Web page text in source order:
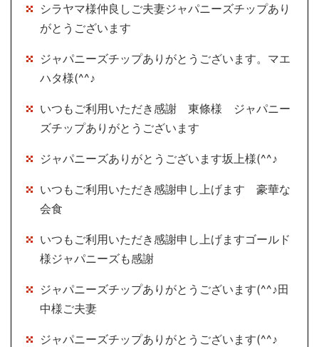
シラヤマ様仲良しご夫妻ジャパニーズチップあり
がとうございます
ジャパニーズチップありがとうございます。マエ
ハタ様(^^♪
いつもご利用いただき感謝 東條様 ジャパニー
ズチップありがとうございます
ジャパニーズありがとうございます坂上様(^^♪
いつもご利用いただき感謝申し上げます 豪華な
会食
いつもご利用いただき感謝申し上げますゴールド
様ジャパニーズも感謝
ジャパニーズチップありがとうございます(^^♪田
中様ご夫妻
ジャパニーズチップありがとうございます(^^♪